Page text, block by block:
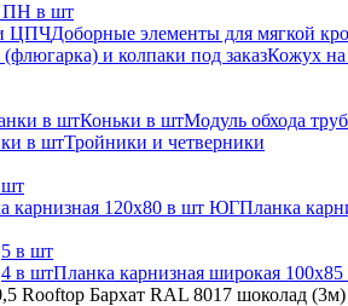
ПН в шт
ЦПЧДоборные элементы для мягкой
и колпаки под заказКожух на
в штКоньки в штМодуль обхода
в штТройники и четверники
шт
карнизная 120х80 в шт ЮГПланка
в шт
в штПланка карнизная широкая
Rooftop Бархат RAL 8017 шоколад (3м)